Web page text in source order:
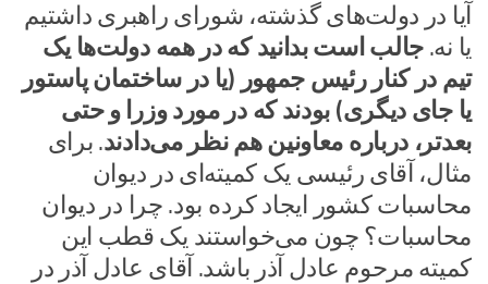
آیا در دولت‌های گذشته، شورای راهبری داشتیم
یا نه. جالب است بدانید که در همه دولت‌ها یک
تیم در کنار رئیس جمهور (یا در ساختمان پاستور
یا جای دیگری) بودند که در مورد وزرا و حتی
بعدتر، درباره معاونین هم نظر می‌دادند. برای
مثال، آقای رئیسی یک کمیته‌ای در دیوان
محاسبات کشور ایجاد کرده بود. چرا در دیوان
محاسبات؟ چون می‌خواستند یک قطب این
کمیته مرحوم عادل آذر باشد. آقای عادل آذر در